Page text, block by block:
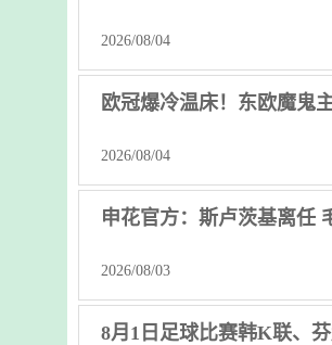
2026/08/04
欧冠爆冷温床！东欧魔鬼
2026/08/04
申花官方：斯卢茨基离任
2026/08/03
8月1日足球比赛韩K联、